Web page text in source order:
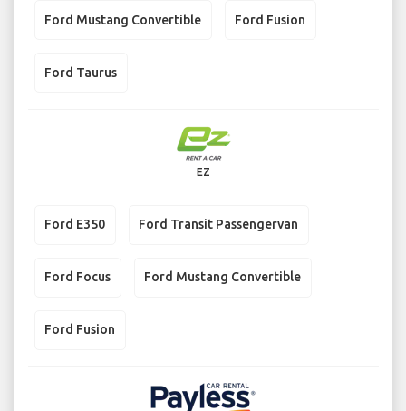
Ford Mustang Convertible Ford Fusion
Ford Taurus
EZ
Ford E350 Ford Transit Passengervan
Ford Focus Ford Mustang Convertible
Ford Fusion